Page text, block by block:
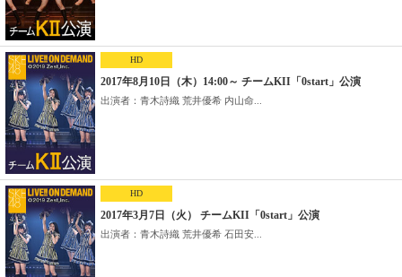
HD
2017年8月10日（木）14:00～ チームKII「0start」公演
出演者：青木詩織 荒井優希 内山命...
HD
2017年3月7日（火） チームKII「0start」公演
出演者：青木詩織 荒井優希 石田安...